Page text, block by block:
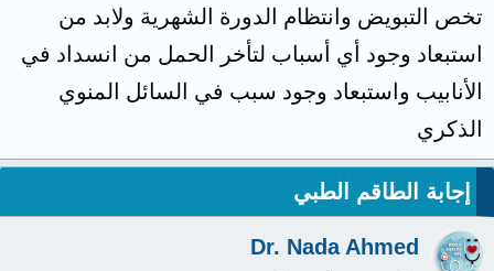
تخص التبويض وانتظام الدورة الشهرية ولابد من
استبعاد وجود أي أسباب لتأخر الحمل من انسداد في
الأنابيب واستبعاد وجود سبب في السائل المنوي
الذكري
إجابة الطاقم الطبي
Dr. Nada Ahmed